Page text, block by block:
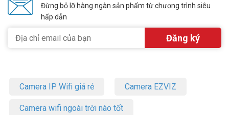
Đừng bỏ lỡ hàng ngàn sản phẩm từ chương trình siêu
hấp dẫn
Camera IP Wifi giá rẻ Camera EZVIZ
Camera wifi ngoài trời nào tốt